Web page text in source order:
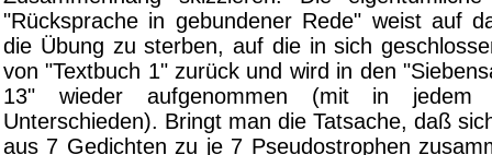
"Rücksprache in gebundener Rede" weist auf
die Übung zu sterben, auf die in sich
von "Textbuch 1" zurück und wird in den
13" wieder aufgenommen (mit in jedem
Unterschieden). Bringt man die Tatsache, daß
aus 7 Gedichten zu je 7 Pseudostrophen